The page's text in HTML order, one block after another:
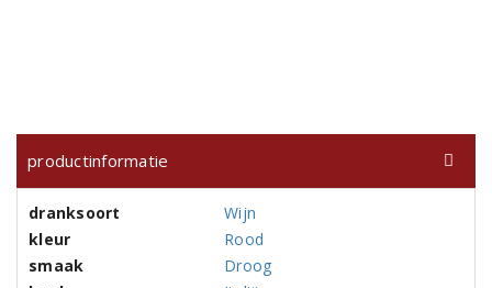
productinformatie
dranksoort
Wijn
kleur
Rood
smaak
Droog